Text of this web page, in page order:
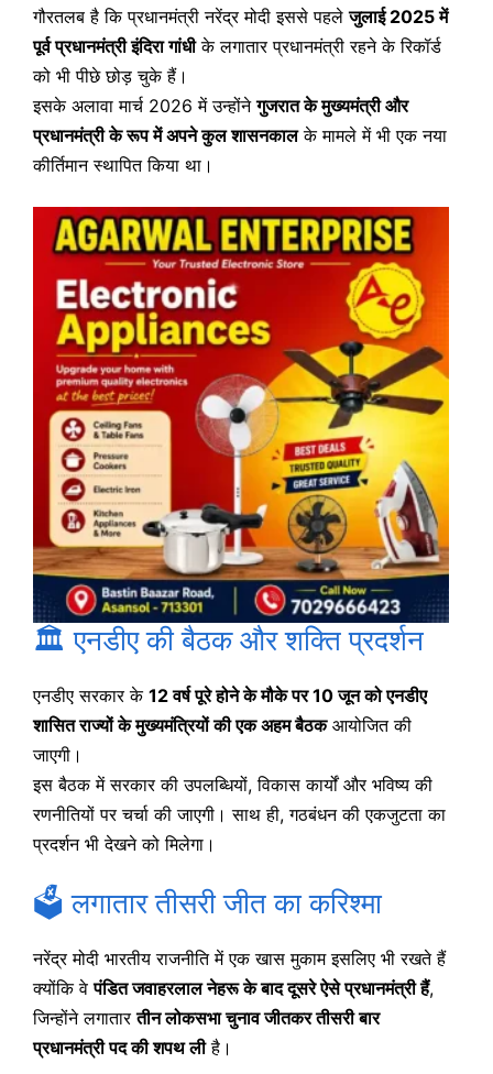
गौरतलब है कि प्रधानमंत्री नरेंद्र मोदी इससे पहलेजुलाई 2025 में
पूर्व प्रधानमंत्री इंदिरा गांधीके लगातार प्रधानमंत्री रहने के रिकॉर्ड
को भी पीछे छोड़ चुके हैं।
इसके अलावा मार्च 2026 में उन्होंनेगुजरात के मुख्यमंत्री और
प्रधानमंत्री के रूप में अपने कुल शासनकालके मामले में भी एक नया
कीर्तिमान स्थापित किया था।
🏛️ एनडीए की बैठक और शक्ति प्रदर्शन
एनडीए सरकार के 12 वर्ष पूरे होने के मौके पर 10 जून को एनडीए
शासित राज्यों के मुख्यमंत्रियों की एक अहम बैठकआयोजित की
जाएगी।
इस बैठक में सरकार की उपलब्धियों, विकास कार्यों और भविष्य की
रणनीतियों पर चर्चा की जाएगी। साथ ही, गठबंधन की एकजुटता का
प्रदर्शन भी देखने को मिलेगा।
🗳️ लगातार तीसरी जीत का करिश्मा
नरेंद्र मोदी भारतीय राजनीति में एक खास मुकाम इसलिए भी रखते हैं
क्योंकि वेपंडित जवाहरलाल नेहरू के बाद दूसरे ऐसे प्रधानमंत्री हैं,
जिन्होंने लगातारतीन लोकसभा चुनाव जीतकर तीसरी बार
प्रधानमंत्री पद की शपथ लीहै।